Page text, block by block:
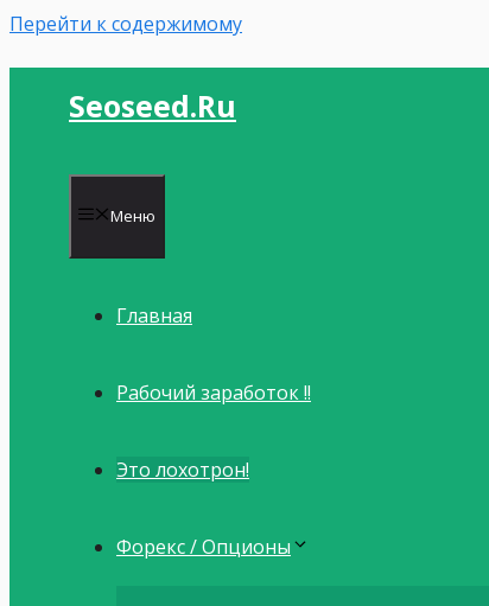
Перейти к содержимому
Seoseed.ru
Меню
Главная
Рабочий заработок !!
Это лохотрон!
Форекс / Опционы